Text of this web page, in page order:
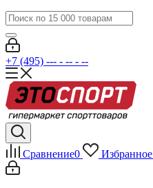
+7 (495) --- - -- - --
Сравнение0 Избранное